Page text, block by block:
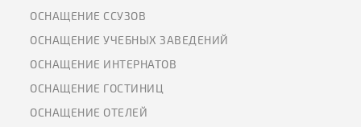
ОСНАЩЕНИЕ ССУЗОВ
ОСНАЩЕНИЕ УЧЕБНЫХ ЗАВЕДЕНИЙ
ОСНАЩЕНИЕ ИНТЕРНАТОВ
ОСНАЩЕНИЕ ГОСТИНИЦ
ОСНАЩЕНИЕ ОТЕЛЕЙ